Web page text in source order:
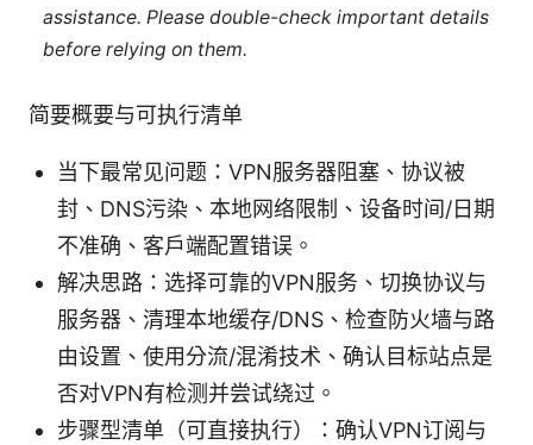
assistance. Please double-check important details
before relying on them.
简要概要与可执行清单
当下最常见问题：VPN服务器阻塞、协议被
封、DNS污染、本地网络限制、设备时间/日期
不准确、客户端配置错误。
解决思路：选择可靠的VPN服务、切换协议与
服务器、清理本地缓存/DNS、检查防火墙与路
由设置、使用分流/混淆技术、确认目标站点是
否对VPN有检测并尝试绕过。
步骤型清单（可直接执行）：确认VPN订阅与